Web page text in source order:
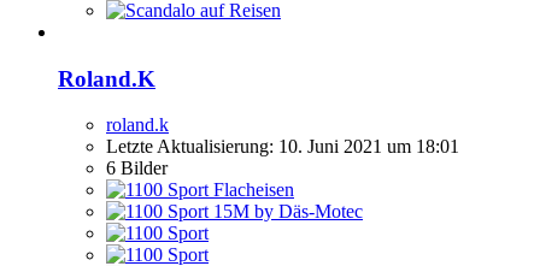
Roland.K
roland.k
Letzte Aktualisierung: 10. Juni 2021 um 18:01
6 Bilder